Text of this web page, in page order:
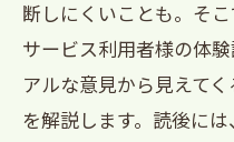
断しにくいことも。そ
サービス利用者様の体
アルな意見から見えて
を解説します。読後に